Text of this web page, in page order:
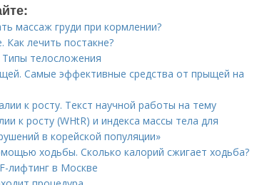
массаж груди при кормлении?
Как лечить постакне?
телосложения
Самые эффективные средства от прыщей на
к росту. Текст научной работы на тему
к росту (WHtR) и индекса массы тела для
в корейской популяции»
ходьбы. Сколько калорий сжигает ходьба?
лифтинг в Москве